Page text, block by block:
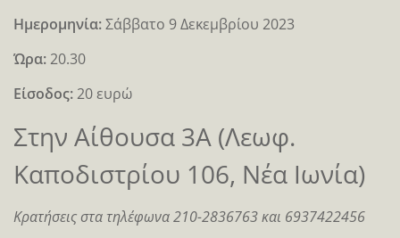
Ημερομηνία:Σάββατο 9 Δεκεμβρίου 2023
Ώρα:20.30
Είσοδος:20 ευρώ
Στην Αίθουσα 3Α (Λεωφ.
Καποδιστρίου 106, Νέα Ιωνία)
Κρατήσεις στα τηλέφωνα 210-2836763 και 6937422456